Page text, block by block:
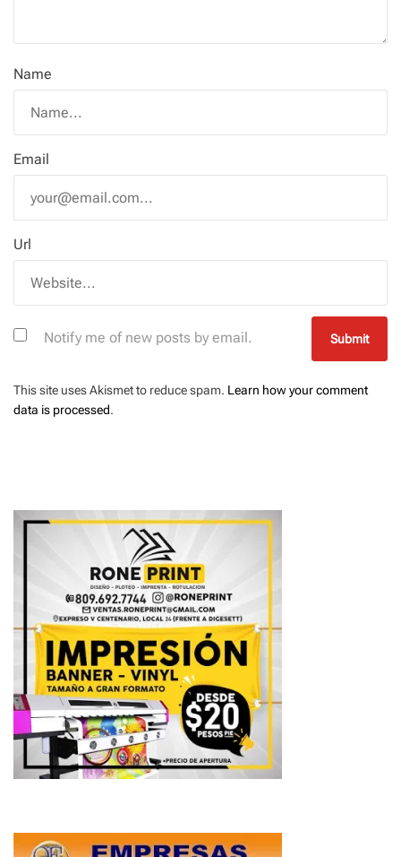
Name
Email
Url
Notify me of new posts by email.
This site uses Akismet to reduce spam. Learn how your comment
data is processed.